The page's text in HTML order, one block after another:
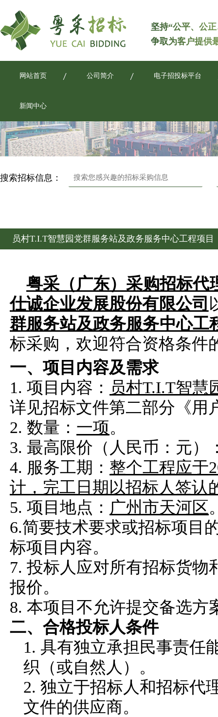
坚持“公平、公
争取为客户提供
网站首页 公司简介 电子招投标平台
新闻中心
搜索招标信息：
员村T.I.T智慧园党群服务站及政务服务中心工程项目
粤采（广东）采购招标代
仕诚企业发展股份有限公司
群服务站及政务服务中心工
标采购，欢迎符合资格条件
一、项目内容及需求
1. 项目内容： 员村T.I.T智慧
详见招标文件第二部分《用
2. 数量： 一项。
3. 最高限价（人民币：元）
4. 服务工期： 整个工程应于
计，完工日期以招标人签认
5. 项目地点： 广州市天河区
6.简要技术要求或招标项目
标项目内容。
7. 投标人应对所有招标货
报价。
8. 本项目不允许提交备选方
二、 合格投标人条件
1. 具有独立承担民事责任
织 （或自然人） 。
2. 独立于招标人和招标代
文件的供应商。